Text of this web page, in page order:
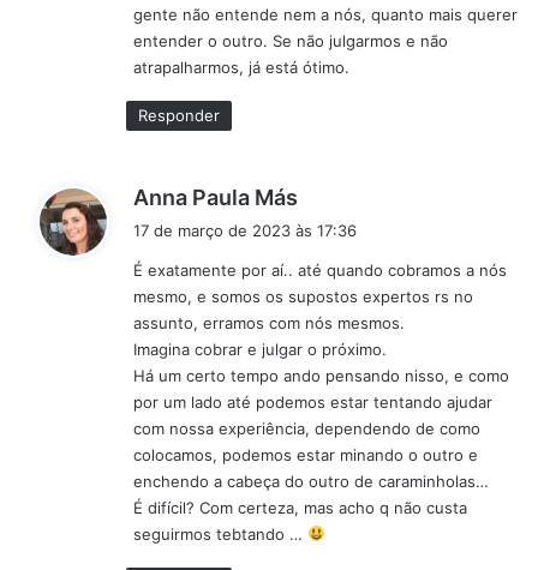
gente não entende nem a nós, quanto mais querer
entender o outro. Se não julgarmos e não
atrapalharmos, já está ótimo.
Responder
Anna Paula Más
i
s
e
:
17 de março de 2023 às 17:36
É exatamente por aí.. até quando cobramos a nós
mesmo, e somos os supostos expertos rs no
assunto, erramos com nós mesmos.
Imagina cobrar e julgar o próximo.
Há um certo tempo ando pensando nisso, e como
por um lado até podemos estar tentando ajudar
com nossa experiência, dependendo de como
colocamos, podemos estar minando o outro e
enchendo a cabeça do outro de caraminholas…
É difícil? Com certeza, mas acho q não custa
seguirmos tebtando …